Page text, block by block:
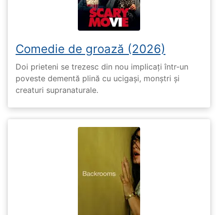
Comedie de groază (2026)
Doi prieteni se trezesc din nou implicați într-un
poveste dementă plină cu ucigași, monștri și
creaturi supranaturale.